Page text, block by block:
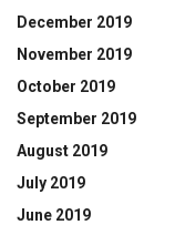
December 2019
November 2019
October 2019
September 2019
August 2019
July 2019
June 2019